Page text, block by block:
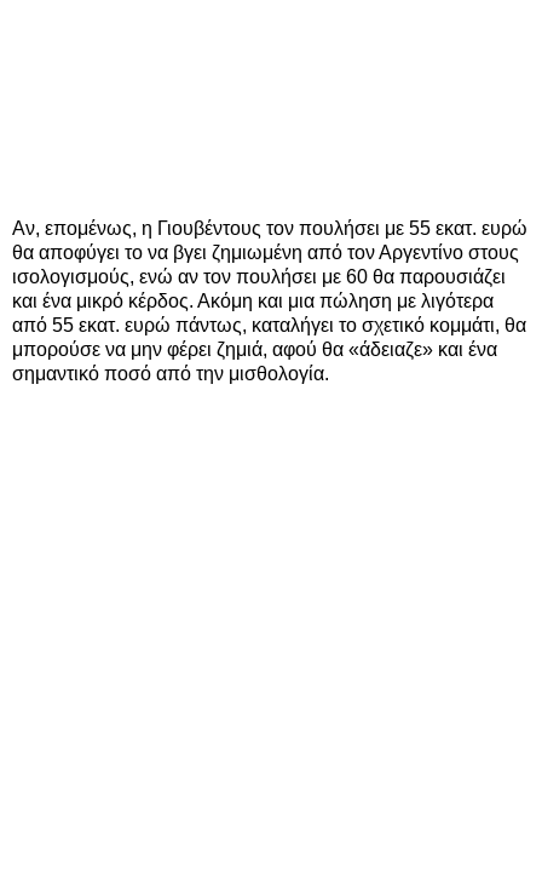
Αν, επομένως, η Γιουβέντους τον πουλήσει με 55 εκατ. ευρώ
θα αποφύγει το να βγει ζημιωμένη από τον Αργεντίνο στους
ισολογισμούς, ενώ αν τον πουλήσει με 60 θα παρουσιάζει
και ένα μικρό κέρδος. Ακόμη και μια πώληση με λιγότερα
από 55 εκατ. ευρώ πάντως, καταλήγει το σχετικό κομμάτι, θα
μπορούσε να μην φέρει ζημιά, αφού θα «άδειαζε» και ένα
σημαντικό ποσό από την μισθολογία.